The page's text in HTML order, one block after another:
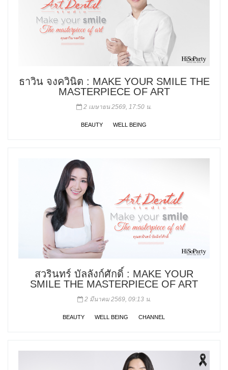
ธาวิน จงควินิต : MAKE YOUR SMILE THE
MASTERPIECE OF ART
2 เมษายน 2569, 17:50 น.
BEAUTY WELL BEING
สวรินทร์ บัลลังก์ศักดิ์ : MAKE YOUR
SMILE THE MASTERPIECE OF ART
2 มีนาคม 2569, 09:13 น.
BEAUTY WELL BEING CHANNEL